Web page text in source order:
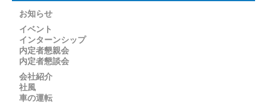
お知らせ
イベント
インターンシップ
内定者懇親会
内定者懇談会
会社紹介
社風
車の運転